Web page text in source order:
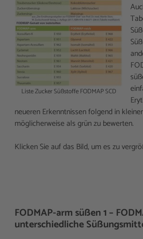
Liste Zucker Süßstoffe FODMAP SCD
neueren Erkenntnissen folgend in
möglicherweise als grün zu bewerten.
Klicken Sie auf das Bild, um es zu
FODMAP-arm süßen 1 –
unterschiedliche